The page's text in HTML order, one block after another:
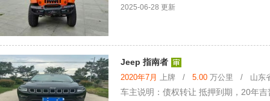
2025-06-28 更新
Jeep 指南者
2020年7月 上牌 / 5.00 万公里 / 山东省
车主说明：债权转让 抵押到期，20年